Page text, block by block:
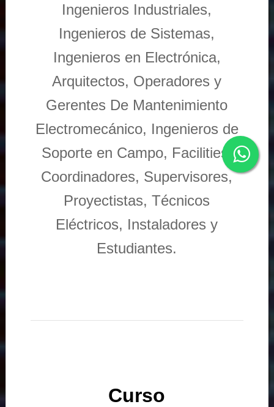
Ingenieros Industriales,
Ingenieros de Sistemas,
Ingenieros en Electrónica,
Arquitectos, Operadores y
Gerentes De Mantenimiento
Electromecánico, Ingenieros de
Soporte en Campo, Facilities,
Coordinadores, Supervisores,
Proyectistas, Técnicos
Eléctricos, Instaladores y
Estudiantes.
Curso